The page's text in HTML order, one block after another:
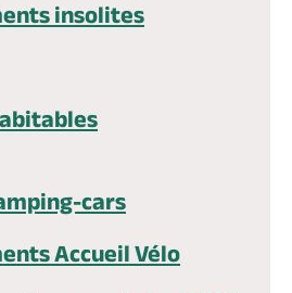
tourisme Comment venir ?
insolites
cars
Accueil Vélo